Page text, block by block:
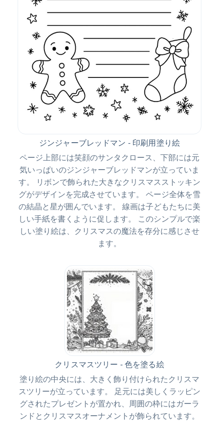
ジンジャーブレッドマン - 印刷用塗り絵
ページ上部には笑顔のサンタクロース、下部には元
気いっぱいのジンジャーブレッドマンが立っていま
す。 リボンで飾られた大きなクリスマスストッキン
グがデザインを完成させています。 ページ全体を雪
の結晶と星が囲んでいます。 線画は子どもたちに美
しい手紙を書くように促します。 このシンプルで楽
しい塗り絵は、クリスマスの魔法を存分に感じさせ
ます。
クリスマスツリー - 色を塗る絵
塗り絵の中央には、大きく飾り付けられたクリスマ
スツリーが立っています。 足元には美しくラッピン
グされたプレゼントが置かれ、周囲の枠にはガーラ
ンドとクリスマスオーナメントが飾られています。